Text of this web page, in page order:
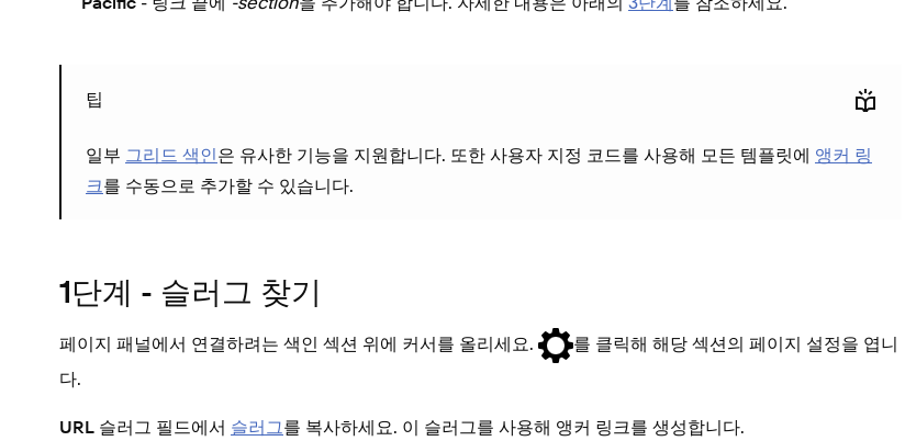
Pacific
팁
일부 그리드 색인은 유사한 기능을 지원합니다. 또한 사용자 지정 코드를 사용해 모든 템플릿에 앵커 링
크를 수동으로 추가할 수 있습니다.
1단계 - 슬러그 찾기
페이지 패널에서 연결하려는 색인 섹션 위에 커서를 올리세요.
를 클릭해 해당 섹션의 페이지 설정을 엽니
다.
URL 슬러그 필드에서 슬러그를 복사하세요. 이 슬러그를 사용해 앵커 링크를 생성합니다.